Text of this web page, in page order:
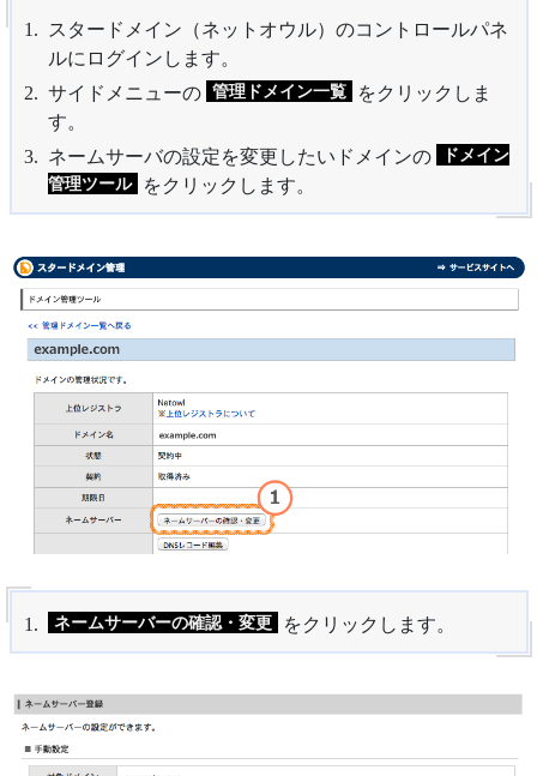
スタードメイン（ネットオウル）のコントロールパネ
ルにログインします。
サイドメニューの 管理ドメイン一覧
をクリックしま
す。
ネームサーバの設定を変更したいドメインの
ドメイン
管理ツール
をクリックします。
ネームサーバーの確認・変更 をクリックします。